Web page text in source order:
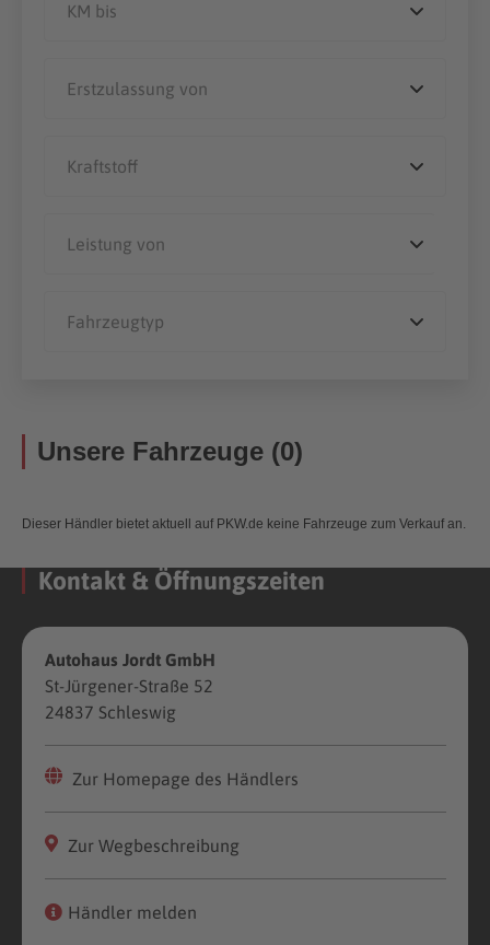
Unsere Fahrzeuge (0)
Dieser Händler bietet aktuell auf PKW.de keine Fahrzeuge zum Verkauf an.
Kontakt & Öffnungszeiten
Autohaus Jordt GmbH
St-Jürgener-Straße 52
24837 Schleswig
Zur Homepage des Händlers
Zur Wegbeschreibung
Händler melden